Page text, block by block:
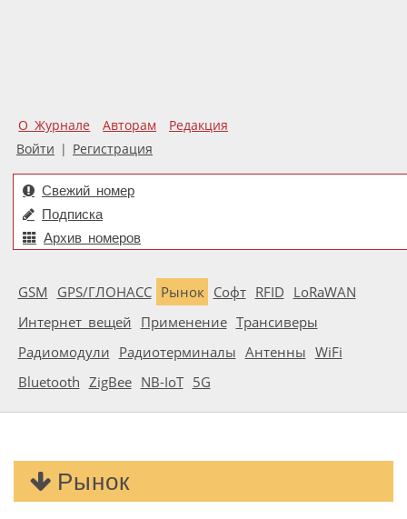
О Журнале Авторам
Редакция
Войти | Регистрация
Свежий номер
Подписка
Архив номеров
GSM GPS/ГЛОНАСС Рынок Софт RFID LoRaWAN
Интернет вещей Применение Трансиверы
Радиомодули Радиотерминалы Антенны WiFi
Bluetooth ZigBee NB-IoT 5G
Рынок